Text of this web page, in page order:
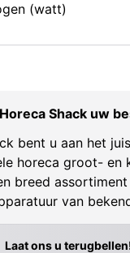
(watt)
Shack uw
bent u aan het
horeca groot- en
breed
van
Laat ons u